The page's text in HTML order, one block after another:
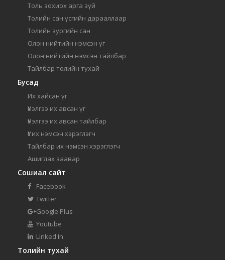
Толь зохиох арга зүй
Толийн сан үсгийн дарааллаар
Толийн зургийн сан
Олон нийтийн нэмсэн үг
Олон нийтийн нэмсэн тайлбар
Тайлбар толийн тухай
Бусад
Их хайсан үг
Үнэлгээ их авсан үг
Үнэлгээ их авсан тайлбар
Үг их нэмсэн хэрэглэгч
Тайлбар их нэмсэн хэрэглэгч
Ашиглах заавар
Сошиал сайт
Facebook
Twitter
Google Plus
Youtube
Linked In
Толийн тухай